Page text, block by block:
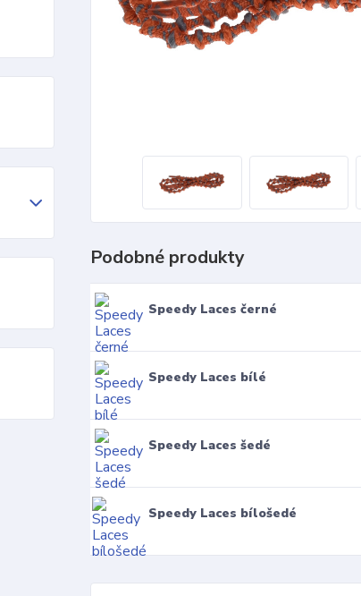
Podobné produkty
Speedy Laces černé
Speedy Laces bílé
Speedy Laces šedé
Speedy Laces bílošedé